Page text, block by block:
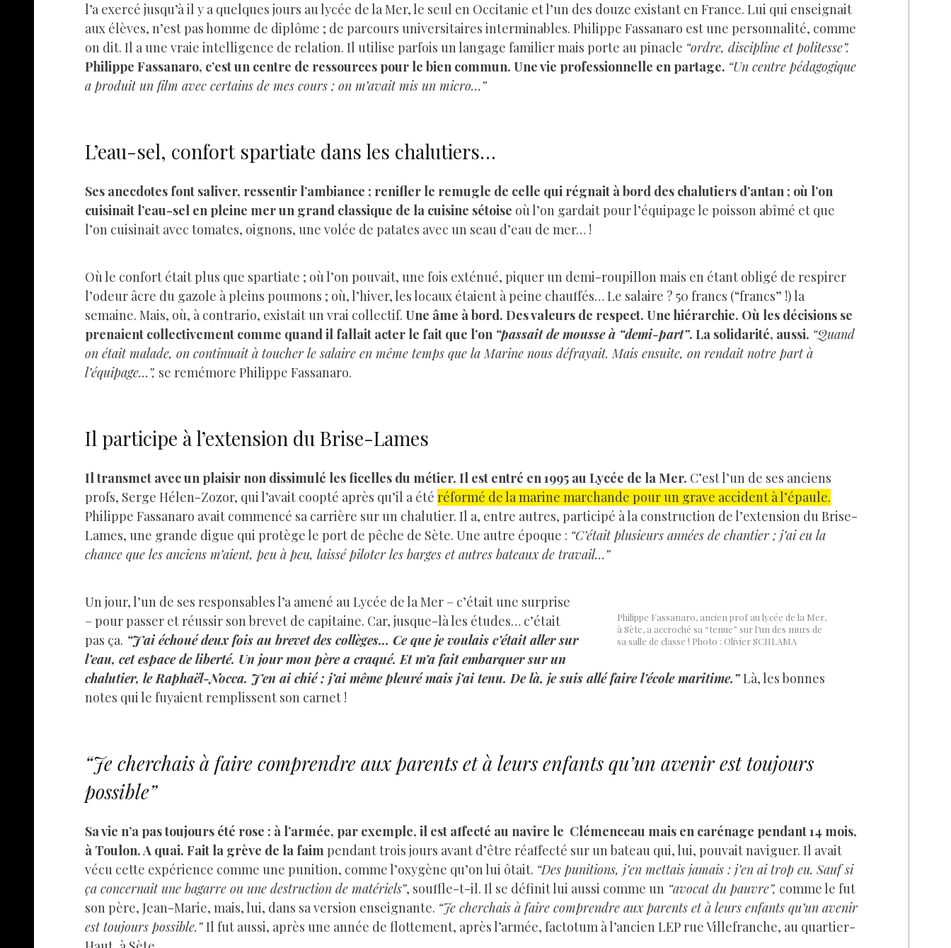
l’a exercé jusqu’à il y a quelques jours au lycée de la Mer, le seul en Occitanie et l’un des douze existant en France. Lui qui enseignait
aux élèves, n’est pas homme de diplôme ; de parcours universitaires interminables. Philippe Fassanaro est une personnalité, comme
on dit. Il a une vraie intelligence de relation. Il utilise parfois un langage familier mais porte au pinacle “ordre, discipline et politesse”.
Philippe Fassanaro, c’est un centre de ressources pour le bien commun. Une vie professionnelle en partage. “Un centre pédagogique
a produit un film avec certains de mes cours ; on m’avait mis un micro…”
L’eau-sel, confort spartiate dans les chalutiers…
Ses anecdotes font saliver, ressentir l’ambiance ; renifler le remugle de celle qui régnait à bord des chalutiers d’antan ; où l’on
cuisinait l’eau-sel en pleine mer un grand classique de la cuisine sétoise où l’on gardait pour l’équipage le poisson abîmé et que
l’on cuisinait avec tomates, oignons, une volée de patates avec un seau d’eau de mer… !
Où le confort était plus que spartiate ; où l’on pouvait, une fois exténué, piquer un demi-roupillon mais en étant obligé de respirer
l’odeur âcre du gazole à pleins poumons ; où, l’hiver, les locaux étaient à peine chauffés… Le salaire ? 50 francs (“francs” !) la
semaine. Mais, où, à contrario, existait un vrai collectif. Une âme à bord. Des valeurs de respect. Une hiérarchie. Où les décisions se
prenaient collectivement comme quand il fallait acter le fait que l’on “passait de mousse à “demi-part”. La solidarité, aussi. “Quand
on était malade, on continuait à toucher le salaire en même temps que la Marine nous défrayait. Mais ensuite, on rendait notre part à
l’équipage…”, se remémore Philippe Fassanaro.
Il participe à l’extension du Brise-Lames
Il transmet avec un plaisir non dissimulé les ficelles du métier. Il est entré en 1995 au Lycée de la Mer. C’est l’un de ses anciens
profs, Serge Hélen-Zozor, qui l’avait coopté après qu’il a été réformé de la marine marchande pour un grave accident à l’épaule.
Philippe Fassanaro avait commencé sa carrière sur un chalutier. Il a, entre autres, participé à la construction de l’extension du Brise-
Lames, une grande digue qui protège le port de pêche de Sète. Une autre époque : “C’était plusieurs années de chantier ; j’ai eu la
chance que les anciens m’aient, peu à peu, laissé piloter les barges et autres bateaux de travail…”
Philippe Fassanaro, ancien prof au lycée de la Mer,
à Sète, a accroché sa “tenue” sur l’un des murs de
sa salle de classe ! Photo : Olivier SCHLAMA
Un jour, l’un de ses responsables l’a amené au Lycée de la Mer – c’était une surprise
– pour passer et réussir son brevet de capitaine. Car, jusque-là les études… c’était
pas ça. “J’ai échoué deux fois au brevet des collèges… Ce que je voulais c’était aller sur
l’eau, cet espace de liberté. Un jour mon père a craqué. Et m’a fait embarquer sur un
chalutier, le Raphaël-Nocca. J’en ai chié ; j’ai même pleuré mais j’ai tenu. De là, je suis allé faire l’école maritime.”Là, les bonnes
notes qui le fuyaient remplissent son carnet !
“Je cherchais à faire comprendre aux parents et à leurs enfants qu’un avenir est toujours
possible”
Sa vie n’a pas toujours été rose : à l’armée, par exemple, il est affecté au navire le Clémenceau mais en carénage pendant 14 mois,
à Toulon. A quai. Fait la grève de la faimpendant trois jours avant d’être réaffecté sur un bateau qui, lui, pouvait naviguer. Il avait
vécu cette expérience comme une punition, comme l’oxygène qu’on lui ôtait. “Des punitions, j’en mettais jamais : j’en ai trop eu. Sauf si
ça concernait une bagarre ou une destruction de matériels”, souffle-t-il. Il se définit lui aussi comme un “avocat du pauvre”, comme le fut
son père, Jean-Marie, mais, lui, dans sa version enseignante. “Je cherchais à faire comprendre aux parents et à leurs enfants qu’un avenir
est toujours possible.”Il fut aussi, après une année de flottement, après l’armée, factotum à l’ancien LEP rue Villefranche, au quartier-